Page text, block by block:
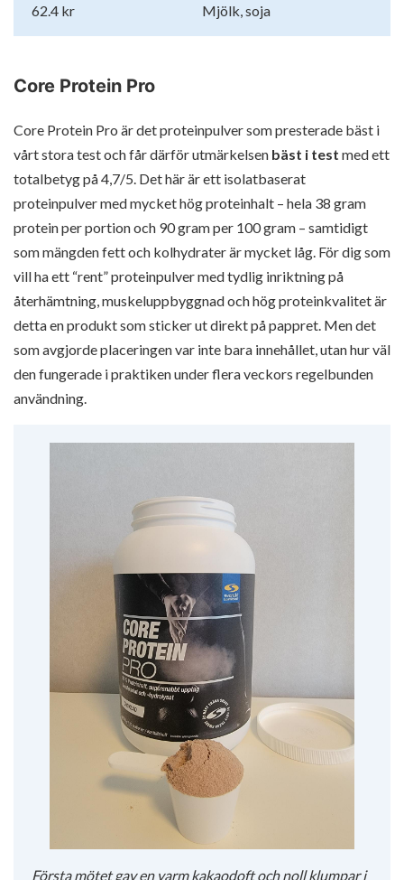
62.4 kr
Mjölk, soja
Core Protein Pro
Core Protein Pro är det proteinpulver som presterade bäst i
vårt stora test och får därför utmärkelsen bäst i test med ett
totalbetyg på 4,7/5. Det här är ett isolatbaserat
proteinpulver med mycket hög proteinhalt – hela 38 gram
protein per portion och 90 gram per 100 gram – samtidigt
som mängden fett och kolhydrater är mycket låg. För dig som
vill ha ett “rent” proteinpulver med tydlig inriktning på
återhämtning, muskeluppbyggnad och hög proteinkvalitet är
detta en produkt som sticker ut direkt på pappret. Men det
som avgjorde placeringen var inte bara innehållet, utan hur väl
den fungerade i praktiken under flera veckors regelbunden
användning.
Första mötet gav en varm kakaodoft och noll klumpar i